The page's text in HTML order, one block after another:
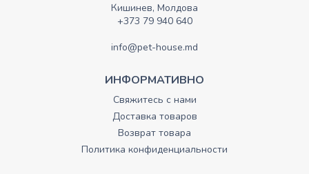
Кишинев, Молдова
+373 79 940 640
info@pet-house.md
ИНФОРМАТИВНО
Свяжитесь с нами
Доставка товаров
Возврат товара
Политика конфиденциальности